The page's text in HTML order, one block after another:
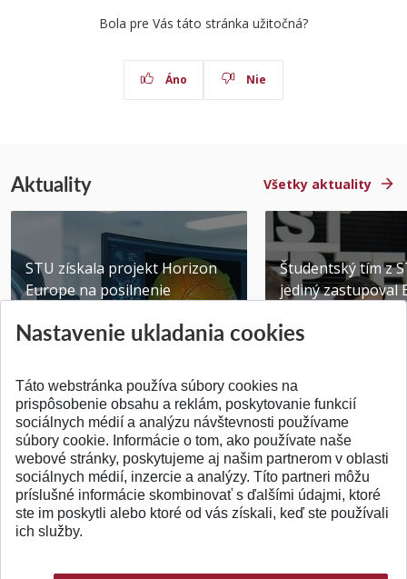
Bola pre Vás táto stránka užitočná?
Áno Nie
Aktuality Všetky aktuality
STU získala projekt Horizon
Europe na posilnenie
Publikované 31.07.2026
Študentský tím z
jediný zastupoval
Publikované
SPÄŤ NA VRCH
Nastavenie ukladania cookies
Táto webstránka používa súbory cookies na
prispôsobenie obsahu a reklám, poskytovanie funkcií
sociálnych médií a analýzu návštevnosti používame
súbory cookie. Informácie o tom, ako používate naše
webové stránky, poskytujeme aj našim partnerom v oblasti
sociálnych médií, inzercie a analýzy. Títo partneri môžu
príslušné informácie skombinovať s ďalšími údajmi, ktoré
ste im poskytli alebo ktoré od vás získali, keď ste používali
ich služby.